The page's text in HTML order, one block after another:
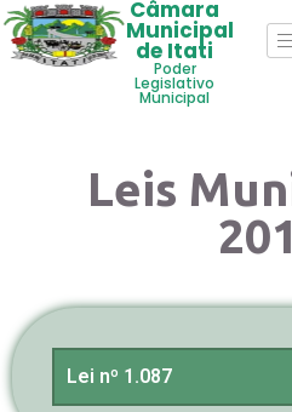
Câmara
Municipal
de Itati
Poder
Legislativo
Municipal
Leis
Lei nº 1.087